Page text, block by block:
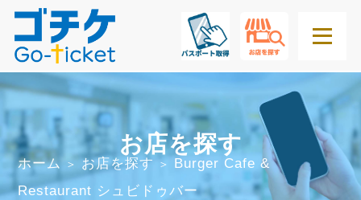
お店を探す
ホーム ＞ お店を探す ＞
Burger Cafe &
Restaurant シュビドゥバー